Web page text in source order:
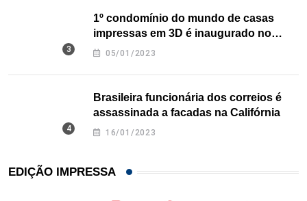
1º condomínio do mundo de casas
impressas em 3D é inaugurado no
Texas
05/01/2023
Brasileira funcionária dos correios é
assassinada a facadas na Califórnia
16/01/2023
EDIÇÃO IMPRESSA